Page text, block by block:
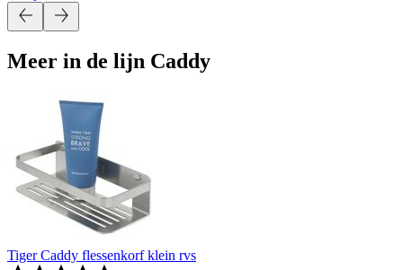
Meer in de lijn Caddy
Tiger Caddy flessenkorf klein rvs